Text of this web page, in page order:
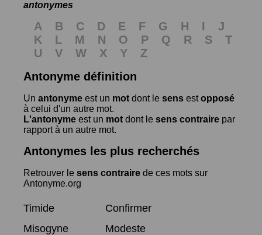
antonymes
A B C D E F G H I
J
K
L M N O P Q R S
T
U
V W X Y
Z
Antonyme définition
Un antonyme est un mot dont le sens estopposé
à celui d'un autre mot.
L'antonyme est un mot dont le sens contraire par
rapport à un autre mot.
Antonymes les plus recherchés
Retrouver le sens contraire de ces mots sur
Antonyme.org
Timide
Confirmer
Misogyne
Modeste